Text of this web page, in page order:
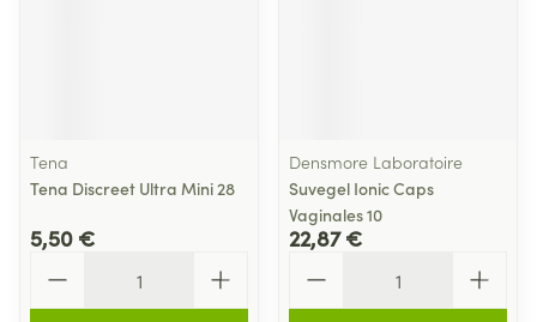
Tena
Tena Discreet Ultra Mini 28
5,50 €
Densmore Laboratoire
Suvegel Ionic Caps
Vaginales 10
22,87 €